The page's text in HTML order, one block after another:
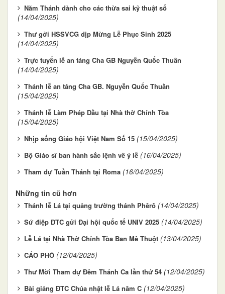
Năm Thánh dành cho các thừa sai kỹ thuật số
(14/04/2025)
Thư gởi HSSVCG dịp Mừng Lễ Phục Sinh 2025
(14/04/2025)
Trực tuyến lễ an táng Cha GB Nguyễn Quốc Thuần
(14/04/2025)
Thánh lễ an táng Cha GB. Nguyễn Quốc Thuần
(15/04/2025)
Thánh lễ Làm Phép Dầu tại Nhà thờ Chính Tòa
(15/04/2025)
Nhịp sống Giáo hội Việt Nam Số 15 (15/04/2025)
Bộ Giáo sĩ ban hành sắc lệnh về ý lễ (16/04/2025)
Tham dự Tuần Thánh tại Roma (16/04/2025)
Những tin cũ hơn
Thánh lễ Lá tại quảng trường thánh Phêrô (14/04/2025)
Sứ điệp ĐTC gửi Đại hội quốc tế UNIV 2025 (14/04/2025)
Lễ Lá tại Nhà Thờ Chính Tòa Ban Mê Thuột (13/04/2025)
CÁO PHÓ (12/04/2025)
Thư Mời Tham dự Đêm Thánh Ca lần thứ 54 (12/04/2025)
Bài giảng ĐTC Chúa nhật lễ Lá năm C (12/04/2025)